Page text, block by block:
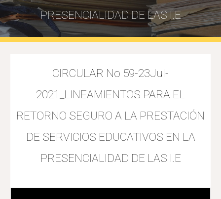
PRESENCIALIDAD DE LAS I.E
CIRCULAR No 59-23Jul-
2021_LINEAMIENTOS PARA EL
RETORNO SEGURO A LA PRESTACIÓN
DE SERVICIOS EDUCATIVOS EN LA
PRESENCIALIDAD DE LAS I.E